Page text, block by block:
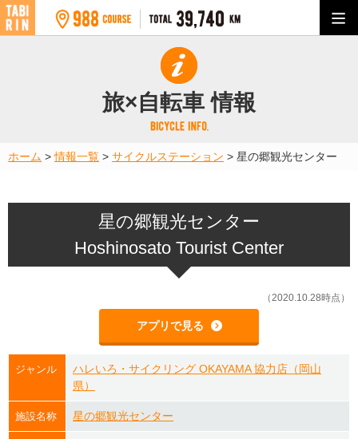
旅×自転車 情報
ホーム >情報一覧 > サイクルステーション > 星の郷観光センター
星の郷観光センター
Hoshinosato Tourist Center
（2020.10.28時点）
アプリで見る
ジャンル
ハレいろ・サイクリング OKAYAMA 協力店（岡山
県）
施設名称 星の郷観光センター